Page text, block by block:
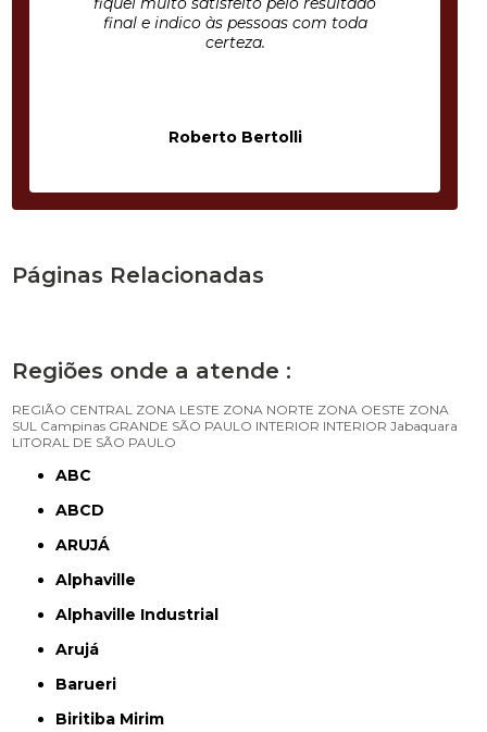
final e indico às pessoas com toda
certeza.
Roberto Bertolli
Páginas Relacionadas
Regiões onde a atende :
REGIÃO CENTRAL ZONA LESTE ZONA NORTE ZONA OESTE ZONA
SUL Campinas GRANDE SÃO PAULO INTERIOR INTERIOR Jabaquara
LITORAL DE SÃO PAULO
ABC
ABCD
ARUJÁ
Alphaville
Alphaville Industrial
Arujá
Barueri
Biritiba Mirim